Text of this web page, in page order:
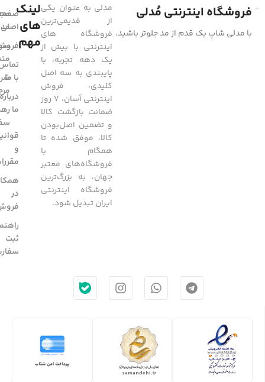
فروشگاه اینترنتی مُدلی
با مدلی شاپ یک قدم از مد جلوتر باشید.
مدلی به عنوان یکی
از قدیمی‌ترین
فروشگاه های
اینترنتی با بیش از
یک دهه تجربه، با
پایبندی به سه اصل
کلیدی، فروش
اینترنتی آسان، 7 روز
ضمانت بازگشت کالا
و تضمین اصل‌بودن
کالا، موفق شده تا
همگام با
فروشگاه‌های معتبر
جهان، به بزرگ‌ترین
فروشگاه اینترنتی
ایران تبدیل شود.
لینک
های
مهم
اصلی
با ما
درباره
ما
مد
و
در
ثبت